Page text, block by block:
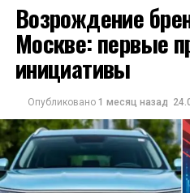
Возрождение
Москве: первые
инициативы
Опубликовано 1 месяц назад